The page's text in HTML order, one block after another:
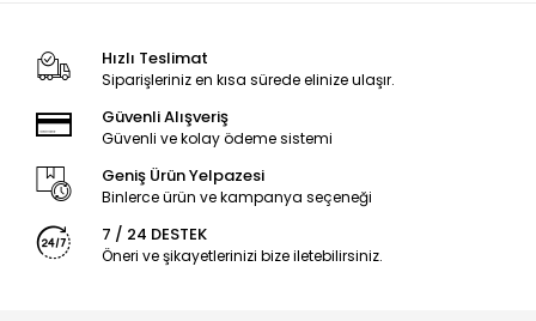
Hızlı Teslimat
Siparişleriniz en kısa sürede elinize ulaşır.
Güvenli Alışveriş
Güvenli ve kolay ödeme sistemi
Geniş Ürün Yelpazesi
Binlerce ürün ve kampanya seçeneği
7 / 24 DESTEK
Öneri ve şikayetlerinizi bize iletebilirsiniz.